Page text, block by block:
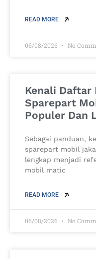
READ MORE
06/08/2026 No
Kenali Daftar
Sparepart
Populer Dan
Sebagai panduan,
sparepart mobil
lengkap menjadi
mobil matic
READ MORE
06/08/2026 No